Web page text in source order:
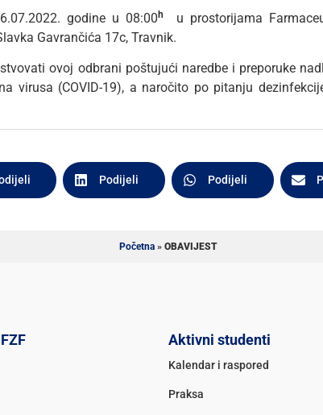
godine u 08:00h
u prostorijama
Gavrančića 17c, Travnik.
ovoj odbrani poštujući naredbe i preporuke
virusa (COVID-19), a naročito po pitanju
Podijeli Podijeli
Početna » OBAVIJEST
Aktivni studenti
Kalendar i raspored
Praksa